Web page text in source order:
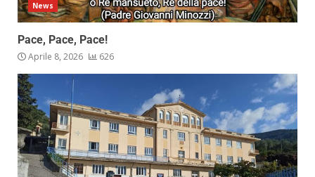
News
Pace, Pace, Pace!
Aprile 8, 2026 626